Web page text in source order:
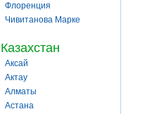
Флоренция
Чивитанова Марке
Казахстан
Аксай
Актау
Алматы
Астана